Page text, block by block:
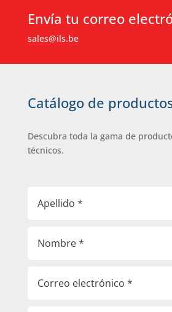
Envía tu correo
sales@ils.be
Catálogo de
Descubra toda la gama de
técnicos.